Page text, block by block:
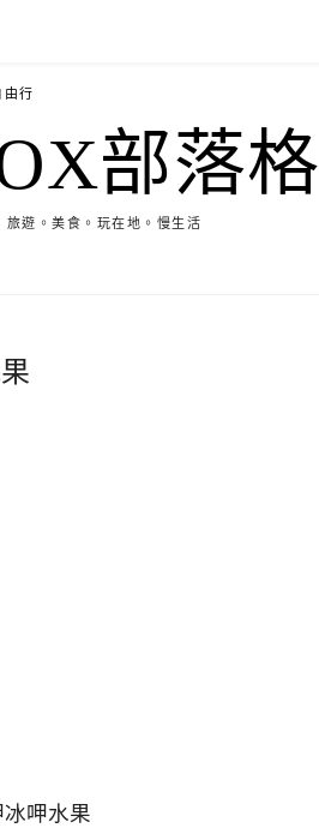
由行
部落格
旅遊。美食。玩在地。慢生活
冰呷水果